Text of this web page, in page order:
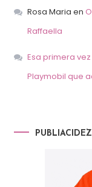
Rosa Maria en
Raffaella
Esa primera
Playmobil que